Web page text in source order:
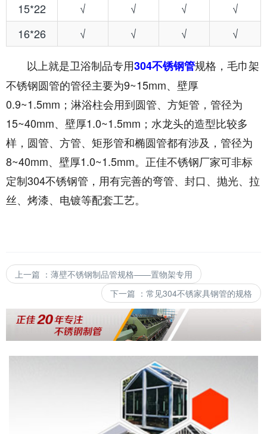
15*22
√ √ √
√
16*26
√ √ √ √
以上就是卫浴制品专用304不锈钢管规格，毛巾架
不锈钢圆管的管径主要为9~15mm、壁厚
0.9~1.5mm；淋浴柱会用到圆管、方矩管，管径为
15~40mm、壁厚1.0~1.5mm；水龙头的造型比较多
样，圆管、方管、矩形管和椭圆管都有涉及，管径为
8~40mm、壁厚1.0~1.5mm。正佳不锈钢厂家可非标
定制304不锈钢管，用有完善的弯管、封口、抛光、拉
丝、烤漆、电镀等配套工艺。
上一篇 ： 薄壁不锈钢制品管规格——置物架专用
下一篇 ： 常见304不锈家具钢管的规格